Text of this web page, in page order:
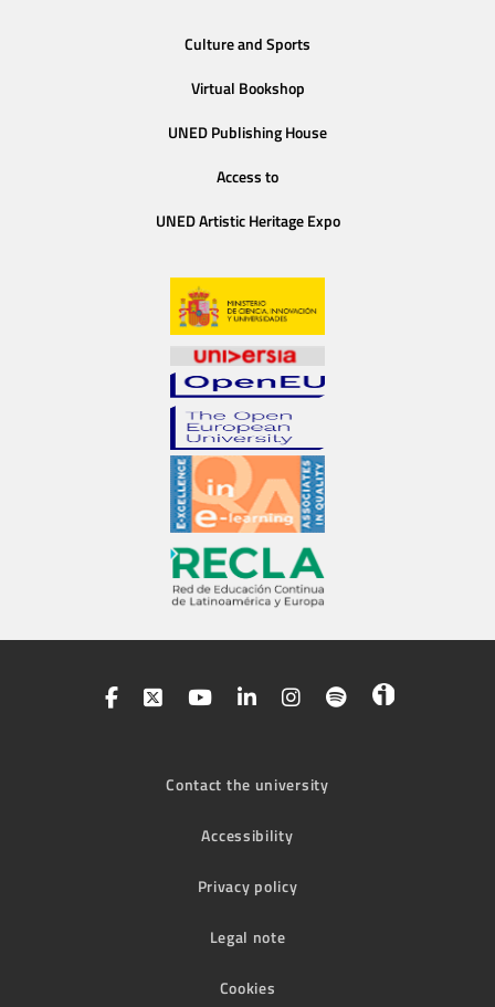
Culture and Sports
Virtual Bookshop
UNED Publishing House
Access to
UNED Artistic Heritage Expo
Contact the university
Accessibility
Privacy policy
Legal note
Cookies